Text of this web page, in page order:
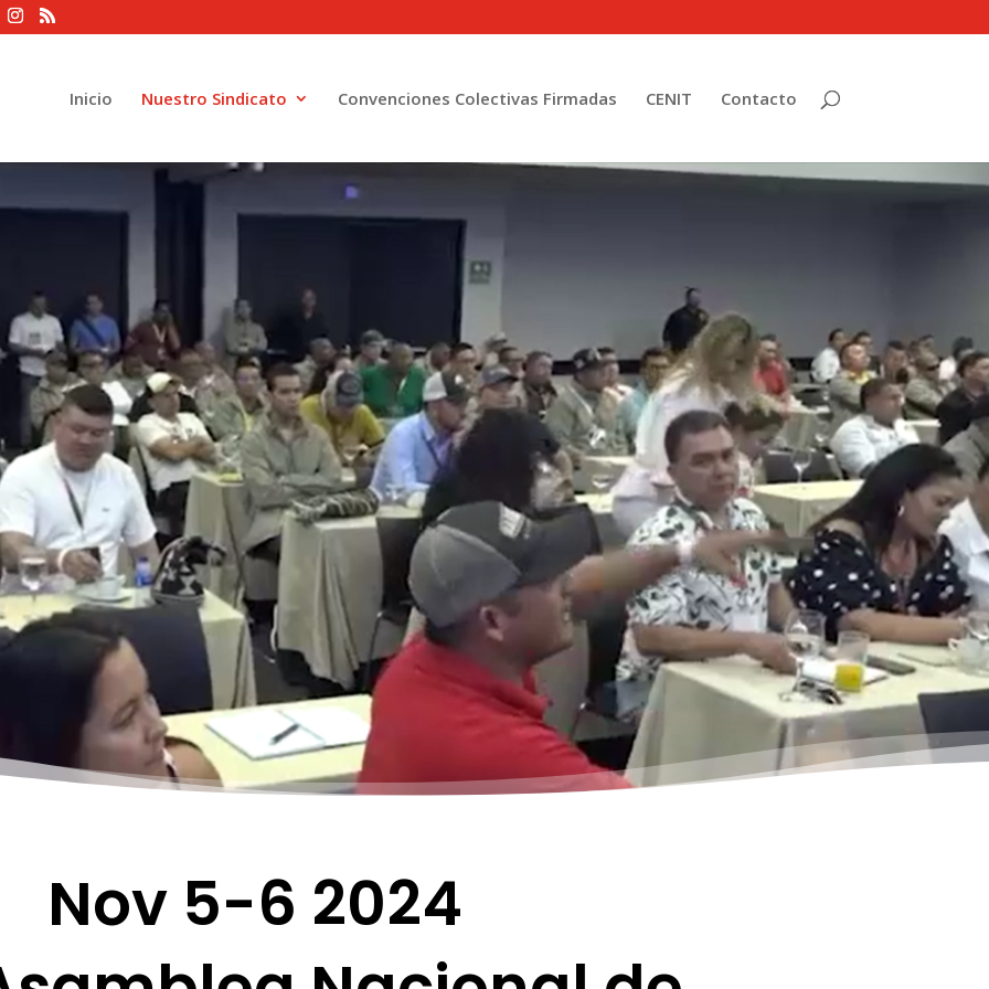
Inicio Nuestro Sindicato Convenciones Colectivas Firmadas CENIT Contacto
Nov 5-6 2024